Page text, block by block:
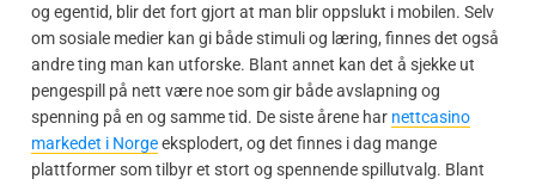
og egentid, blir det fort gjort at man blir oppslukt i mobilen. Selv
om sosiale medier kan gi både stimuli og læring, finnes det også
andre ting man kan utforske. Blant annet kan det å sjekke ut
pengespill på nett være noe som gir både avslapning og
spenning på en og samme tid. De siste årene har nettcasino
markedet i Norgeeksplodert, og det finnes i dag mange
plattformer som tilbyr et stort og spennende spillutvalg. Blant